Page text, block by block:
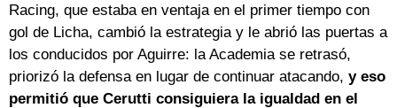
Racing, que estaba en ventaja en el primer tiempo con
gol de Licha, cambió la estrategia y le abrió las puertas a
los conducidos por Aguirre: la Academia se retrasó,
priorizó la defensa en lugar de continuar atacando, y eso
permitió que Cerutti consiguiera la igualdad en el